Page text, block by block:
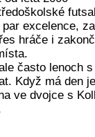
par excelence,
hráče i
často lenoch
Když má den
ve dvojce s